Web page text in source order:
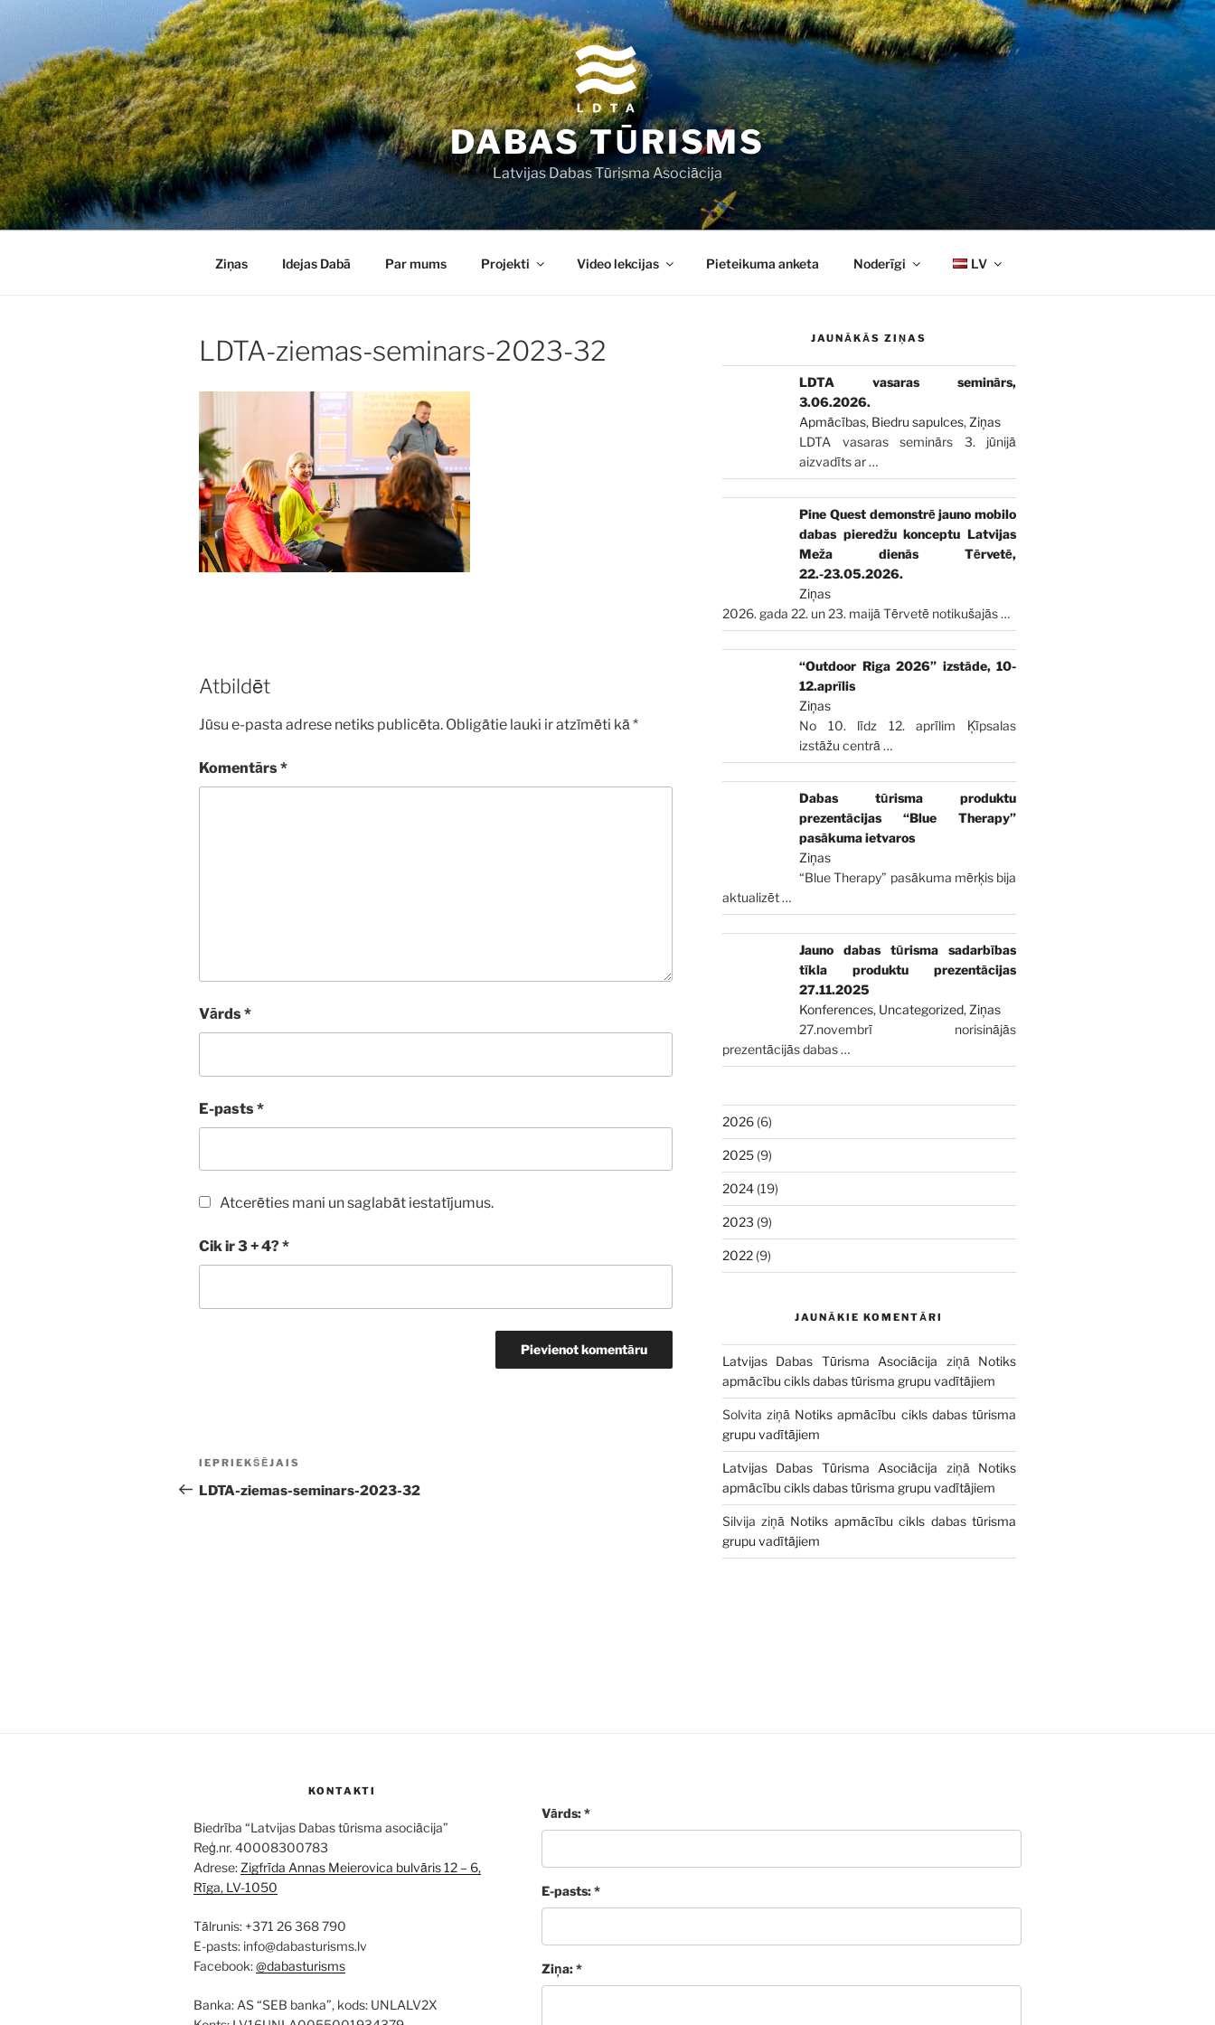
Doties
DABAS TŪRISMS
Latvijas Dabas Tūrisma Asociācija
Ziņas Idejas Dabā Par mums Projekti Video lekcijas Pieteikuma anketa Noderīgi LV
LDTA-ziemas-seminars-2023-32
Atbildēt
Jūsu e-pasta adrese netiks publicēta. Obligātie lauki ir atzīmēti kā*
Komentārs*
Vārds*
E-pasts*
Atcerēties mani un saglabāt iestatījumus.
Cik ir 3 + 4?*
Ziņu
izvēlne
Iepriekšējā
ziņa:
IEPRIEKŠĒJAIS
LDTA-ziemas-seminars-2023-32
JAUNĀKĀS ZIŅAS
LDTA vasaras seminārs,
3.06.2026.
Apmācības, Biedru sapulces, Ziņas
LDTA vasaras seminārs 3. jūnijā
aizvadīts ar…
Pine Quest demonstrē jauno mobilo
dabas pieredžu konceptu Latvijas
Meža dienās Tērvetē,
22.-23.05.2026.
Ziņas
2026. gada 22. un 23. maijā Tērvetē notikušajās…
“Outdoor Riga 2026” izstāde, 10-
12.aprīlis
Ziņas
No 10. līdz 12. aprīlim Ķīpsalas
izstāžu centrā…
Dabas tūrisma produktu
prezentācijas “Blue Therapy”
pasākuma ietvaros
Ziņas
“Blue Therapy” pasākuma mērķis bija
aktualizēt…
Jauno dabas tūrisma sadarbības
tīkla produktu prezentācijas
27.11.2025
Konferences, Uncategorized, Ziņas
27.novembrī norisinājās
prezentācijās dabas…
2026(6)
2025(9)
2024(19)
2023 (9)
2022(9)
JAUNĀKIE KOMENTĀRI
Latvijas Dabas Tūrisma Asociācija ziņā Notiks
apmācību cikls dabas tūrisma grupu vadītājiem
Solvita ziņā Notiks apmācību cikls dabas tūrisma
grupu vadītājiem
Latvijas Dabas Tūrisma Asociācija ziņā Notiks
apmācību cikls dabas tūrisma grupu vadītājiem
Silvija ziņā Notiks apmācību cikls dabas tūrisma
grupu vadītājiem
KONTAKTI
Biedrība “Latvijas Dabas tūrisma asociācija”
Reģ.nr. 40008300783
Adrese: Zigfrīda Annas Meierovica bulvāris 12 – 6,
Rīga, LV-1050
Tālrunis: +371 26 368 790
E-pasts: info@dabasturisms.lv
Facebook:@dabasturisms
Banka: AS “SEB banka”, kods: UNLALV2X
Vārds: *
E-pasts: *
Ziņa: *